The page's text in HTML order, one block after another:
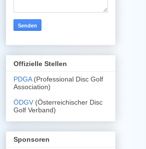
Offizielle Stellen
PDGA (Professional Disc Golf
Association)
ÖDGV (Österreichischer Disc
Golf Verband)
Sponsoren